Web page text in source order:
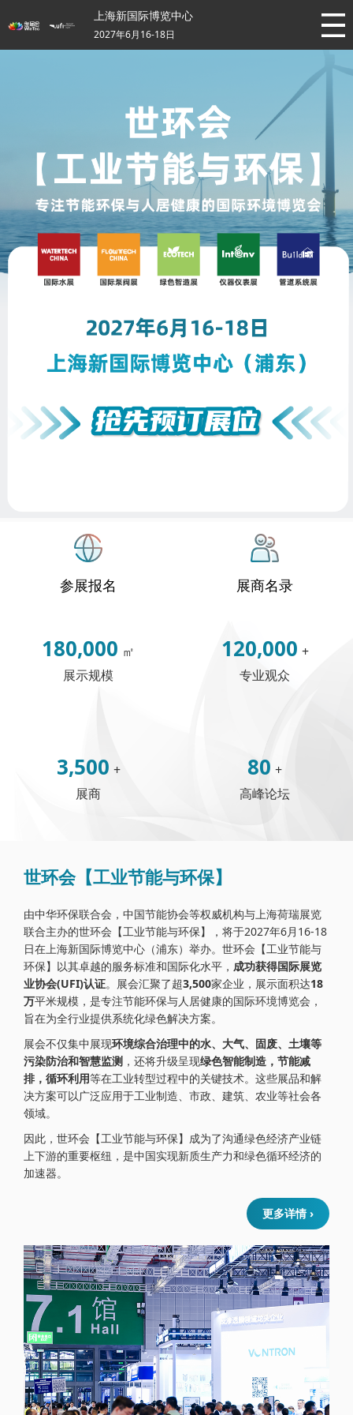
上海新国际博览中心
2027年6月16-18日
参展报名 展商名录
180,000 ㎡
展示规模
120,000 +
专业观众
3,500 +
展商
80 +
高峰论坛
世环会【工业节能与环保】
由中华环保联合会，中国节能协会等权威机构与上海荷瑞展览
联合主办的世环会【工业节能与环保】，将于2027年6月16-18
日在上海新国际博览中心（浦东）举办。世环会【工业节能与
环保】以其卓越的服务标准和国际化水平， 成功获得国际展览
业协会(UFI)认证。展会汇聚了超3,500家企业，展示面积达18
万平米规模，是专注节能环保与人居健康的国际环境博览会，
旨在为全行业提供系统化绿色解决方案。
展会不仅集中展现环境综合治理中的水、大气、固废、土壤等
污染防治和智慧监测 ，还将升级呈现绿色智能制造，节能减
排，循环利用等在工业转型过程中的关键技术。这些展品和解
决方案可以广泛应用于工业制造、市政、建筑、农业等社会各
领域。
因此，世环会【工业节能与环保】成为了沟通绿色经济产业链
上下游的重要枢纽，是中国实现新质生产力和绿色循环经济的
加速器。
更多详情 ›